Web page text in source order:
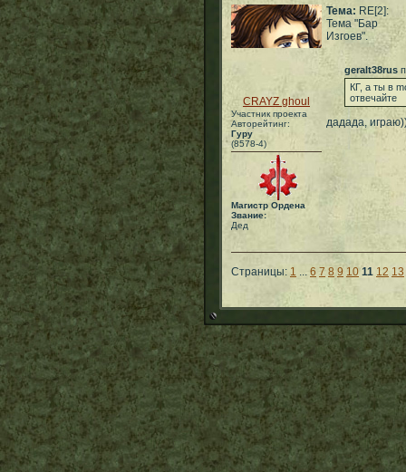
CRAYZ ghoul
Участник проекта
Авторейтинг:
Гуру
(8578-4)
Магистр Ордена
Звание:
Дед
Тема: RE[2]:
Тема "Бар
Изгоев".
geralt38rus
КГ, а ты в
отвечайте
дадада,
Страницы: 1 ... 6 7 8 9 10 11 12 13